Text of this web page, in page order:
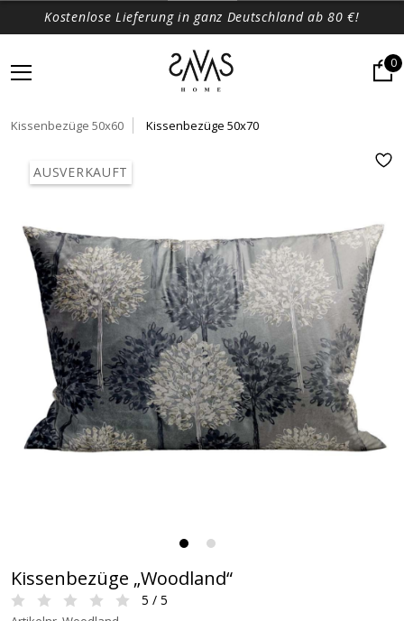
Kostenlose Lieferung in ganz Deutschland ab 80 €!
0
Kissenbezüge 50x60 Kissenbezüge 50x70
AUSVERKAUFT
Kissenbezüge „Woodland“
5 / 5